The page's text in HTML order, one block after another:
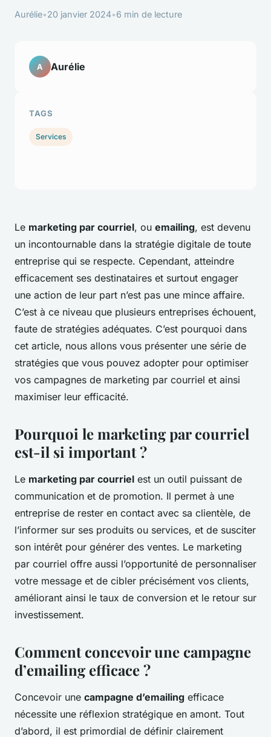
Aurélie•20 janvier 2024•6 min de lecture
Le marketing par courriel, ou emailing, est devenu
un incontournable dans la stratégie digitale de toute
entreprise qui se respecte. Cependant, atteindre
efficacement ses destinataires et surtout engager
une action de leur part n’est pas une mince affaire.
C’est à ce niveau que plusieurs entreprises échouent,
faute de stratégies adéquates. C’est pourquoi dans
cet article, nous allons vous présenter une série de
stratégies que vous pouvez adopter pour optimiser
vos campagnes de marketing par courriel et ainsi
maximiser leur efficacité.
Pourquoi le marketing par courriel
est-il si important ?
Le marketing par courriel est un outil puissant de
communication et de promotion. Il permet à une
entreprise de rester en contact avec sa clientèle, de
l’informer sur ses produits ou services, et de susciter
son intérêt pour générer des ventes. Le marketing
par courriel offre aussi l’opportunité de personnaliser
votre message et de cibler précisément vos clients,
améliorant ainsi le taux de conversion et le retour sur
investissement.
Comment concevoir une campagne
d’emailing efficace ?
Concevoir une campagne d’emailing efficace
nécessite une réflexion stratégique en amont. Tout
d’abord, il est primordial de définir clairement
A Aurélie
TAGS
Services